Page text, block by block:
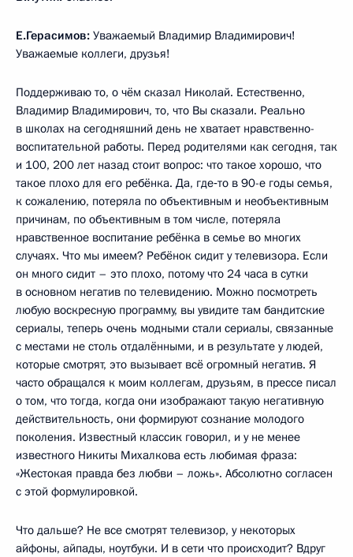
Е.Герасимов: Уважаемый Владимир Владимирович!
Уважаемые коллеги, друзья!
Поддерживаю то, о чём сказал Николай. Естественно,
Владимир Владимирович, то, что Вы сказали. Реально
в школах на сегодняшний день не хватает нравственно-
воспитательной работы. Перед родителями как сегодня, так
и 100, 200 лет назад стоит вопрос: что такое хорошо, что
такое плохо для его ребёнка. Да, где‑то в 90-е годы семья,
к сожалению, потеряла по объективным и необъективным
причинам, по объективным в том числе, потеряла
нравственное воспитание ребёнка в семье во многих
случаях. Что мы имеем? Ребёнок сидит у телевизора. Если
он много сидит – это плохо, потому что 24 часа в сутки
в основном негатив по телевидению. Можно посмотреть
любую воскресную программу, вы увидите там бандитские
сериалы, теперь очень модными стали сериалы, связанные
с местами не столь отдалёнными, и в результате у людей,
которые смотрят, это вызывает всё огромный негатив. Я
часто обращался к моим коллегам, друзьям, в прессе писал
о том, что тогда, когда они изображают такую негативную
действительность, они формируют сознание молодого
поколения. Известный классик говорил, и у не менее
известного Никиты Михалкова есть любимая фраза:
«Жестокая правда без любви – ложь». Абсолютно согласен
с этой формулировкой.
Что дальше? Не все смотрят телевизор, у некоторых
айфоны, айпады, ноутбуки. И в сети что происходит? Вдруг